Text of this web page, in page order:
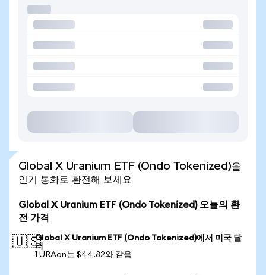
Global X Uranium ETF (Ondo Tokenized)을
인기 통화로 환전해 보세요
Global X Uranium ETF (Ondo Tokenized) 오늘의 환
전 가격
🇺🇸Global X Uranium ETF (Ondo Tokenized)에서 미국 달
러
1 URAon는 $44.82와 같음